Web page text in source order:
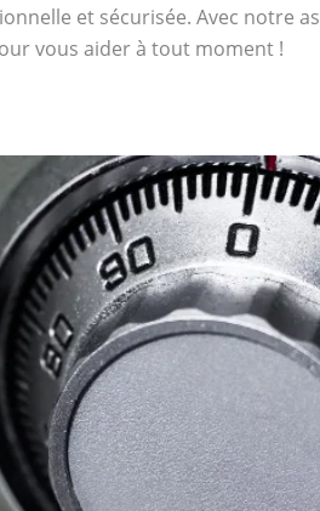
et sécurisée. Avec notre
vous aider à tout moment !